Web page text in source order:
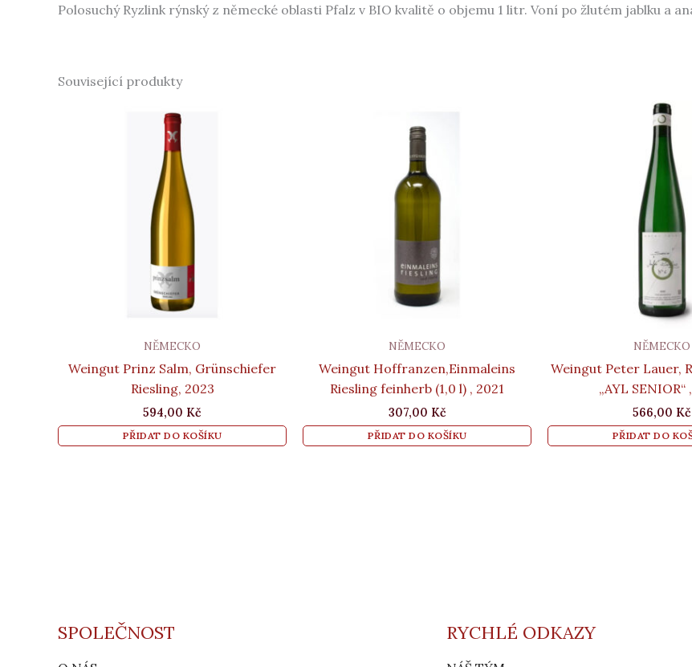
Polosuchý Ryzlink rýnský z německé oblasti Pfalz v BIO kvalitě o objemu 1 litr. Voní po žlutém jablku a
Související produkty
NĚMECKO
Weingut Prinz Salm, Grünschiefer
Riesling, 2023
594,00 Kč
PŘIDAT DO KOŠÍKU
NĚMECKO
Weingut Hoffranzen,Einmaleins
Riesling feinherb (1,0 l) , 2021
307,00 Kč
PŘIDAT DO KOŠÍKU
NĚMECKO
Weingut Peter Lauer,
„AYL SENIOR“
566,00 Kč
PŘIDAT DO
SPOLEČNOST RYCHLÉ ODKAZY